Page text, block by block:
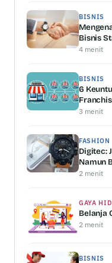
BISNIS
Bisnis
4 menit
BISNIS
6
3 menit
FASHION
Digitec:
Namun
2 menit
GAYA
Belanja
2 menit
BISNIS